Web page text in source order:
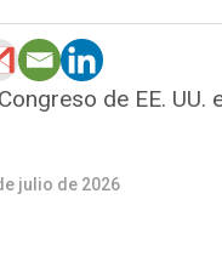
de EE.
julio de 2026